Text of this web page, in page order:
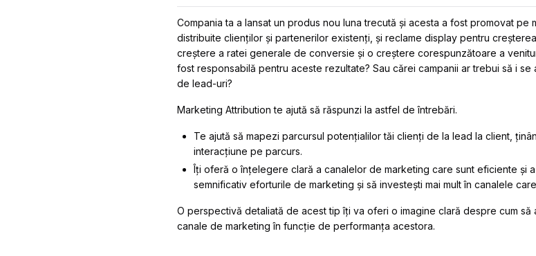
Compania ta a lansat un produs nou luna trecută și acesta a fost promovat pe
distribuite clienților și partenerilor existenți, și reclame display pentru
creștere a ratei generale de conversie și o creștere corespunzătoare a
fost responsabilă pentru aceste rezultate? Sau cărei campanii ar trebui să i
de lead-uri?
Marketing Attribution te ajută să răspunzi la astfel de întrebări.
Te ajută să mapezi parcursul potențialilor tăi clienți de la lead la client,
interacțiune pe parcurs.
Îți oferă o înțelegere clară a canalelor de marketing care sunt eficiente și
semnificativ eforturile de marketing și să investești mai mult în canalele
O perspectivă detaliată de acest tip îți va oferi o imagine clară despre cum
canale de marketing în funcție de performanța acestora.